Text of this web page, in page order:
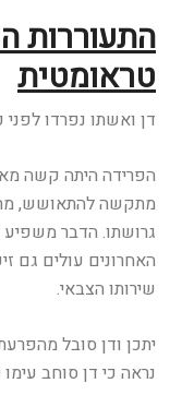
התעוררות
טראומטית
דן ואשתו נפרדו
הפרידה היתה קשה
מתקשה להתאושש,
גרושתו. הדבר
האחרונים עולים גם
שירותו הצבאי.
נראה כי דן סוחב